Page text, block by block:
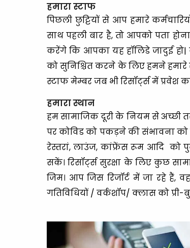
हमारा स्टाफ
पिछली छुट्टियों से आप हमारे
साथ पहली बार है, तो आपको पता
करेंगे कि आपका यह हॉलिडे जादुई
को सुनिश्चित करने के लिए हमने हमारे
स्टाफ मेम्बर जब भी रिसॉर्ट्स में प्रवेश
हमारा स्थान
हम सामाजिक दूरी के नियम से अच्छी
पर कोविड को पकड़ने की संभावना को
रेस्तरां, लाउंज, कांफ्रेंस रूम आदि को
सकें। रिसॉर्ट्स सुरक्षा के लिए कुछ
जिम। आप जिस रिजॉर्ट में जा रहे
गतिविधियों / वर्कशॉप/ क्लास को